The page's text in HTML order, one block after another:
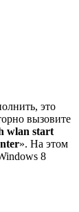
это
вызовите
wlan start
». На этом
8